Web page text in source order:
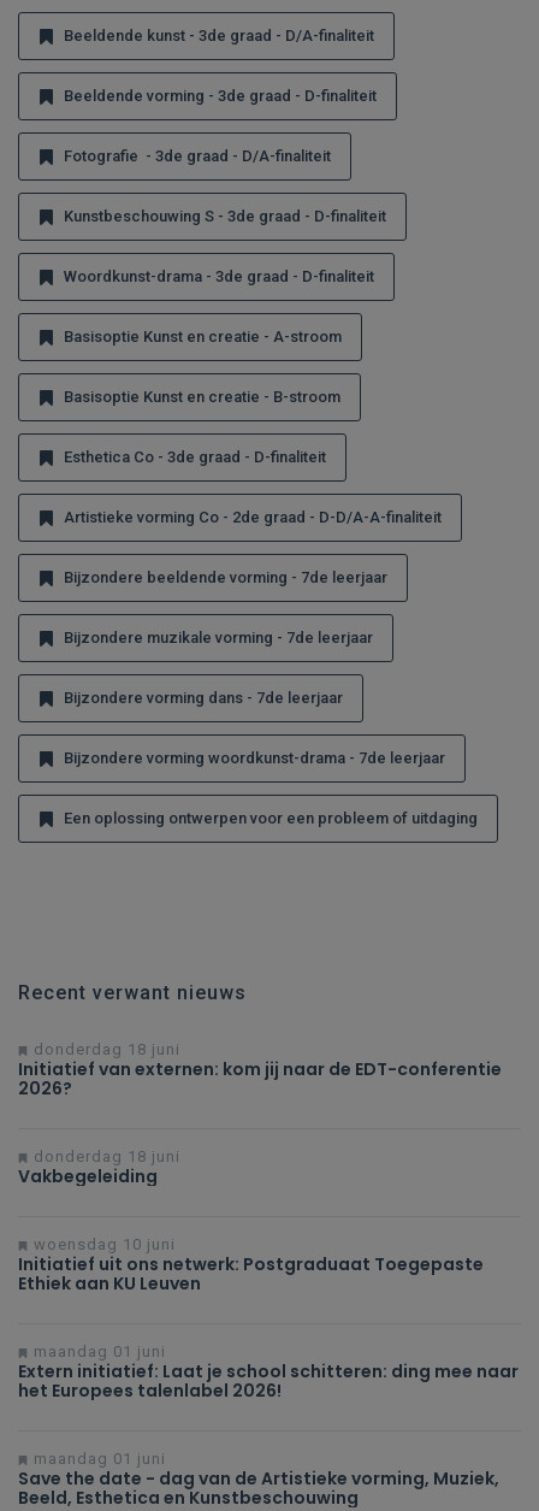
Beeldende kunst - 3de graad - D/A-finaliteit
Beeldende vorming - 3de graad - D-finaliteit
Fotografie - 3de graad - D/A-finaliteit
Kunstbeschouwing S - 3de graad - D-finaliteit
Woordkunst-drama - 3de graad - D-finaliteit
Basisoptie Kunst en creatie - A-stroom
Basisoptie Kunst en creatie - B-stroom
Esthetica Co - 3de graad - D-finaliteit
Artistieke vorming Co - 2de graad - D-D/A-A-finaliteit
Bijzondere beeldende vorming - 7de leerjaar
Bijzondere muzikale vorming - 7de leerjaar
Bijzondere vorming dans - 7de leerjaar
Bijzondere vorming woordkunst-drama - 7de leerjaar
Een oplossing ontwerpen voor een probleem of uitdaging
Recent verwant nieuws
donderdag 18 juni
Initiatief van externen: kom jij naar de EDT-conferentie
2026?
donderdag 18 juni
Vakbegeleiding
woensdag 10 juni
Initiatief uit ons netwerk: Postgraduaat Toegepaste
Ethiek aan KU Leuven
maandag 01 juni
Extern initiatief: Laat je school schitteren: ding mee naar
het Europees talenlabel 2026!
maandag 01 juni
Save the date - dag van de Artistieke vorming, Muziek,
Beeld, Esthetica en Kunstbeschouwing